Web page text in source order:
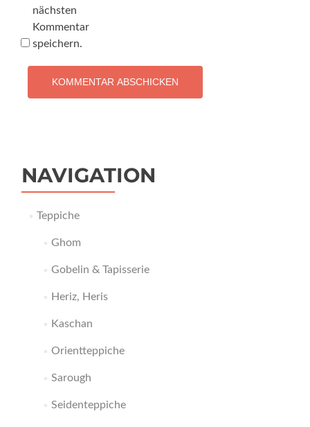
nächsten
Kommentar
speichern.
NAVIGATION
Teppiche
Ghom
Gobelin & Tapisserie
Heriz, Heris
Kaschan
Orientteppiche
Sarough
Seidenteppiche